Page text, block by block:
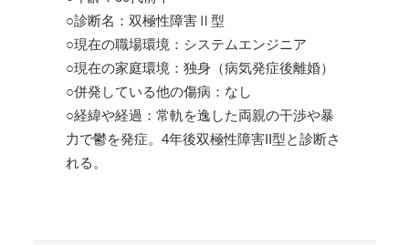
○診断名：双極性障害Ⅱ型
○現在の職場環境：システムエンジニア
○現在の家庭環境：独身（病気発症後離婚）
○併発している他の傷病：なし
○経緯や経過：常軌を逸した両親の干渉や暴
力で鬱を発症。4年後双極性障害II型と診断さ
れる。